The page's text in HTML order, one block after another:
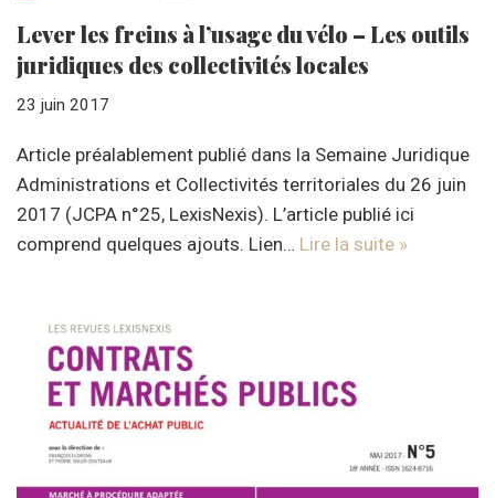
Lever les freins à l’usage du vélo – Les outils
juridiques des collectivités locales
23 juin 2017
Article préalablement publié dans la Semaine Juridique
Administrations et Collectivités territoriales du 26 juin
2017 (JCPA n°25, LexisNexis). L’article publié ici
comprend quelques ajouts. Lien… Lire la suite »